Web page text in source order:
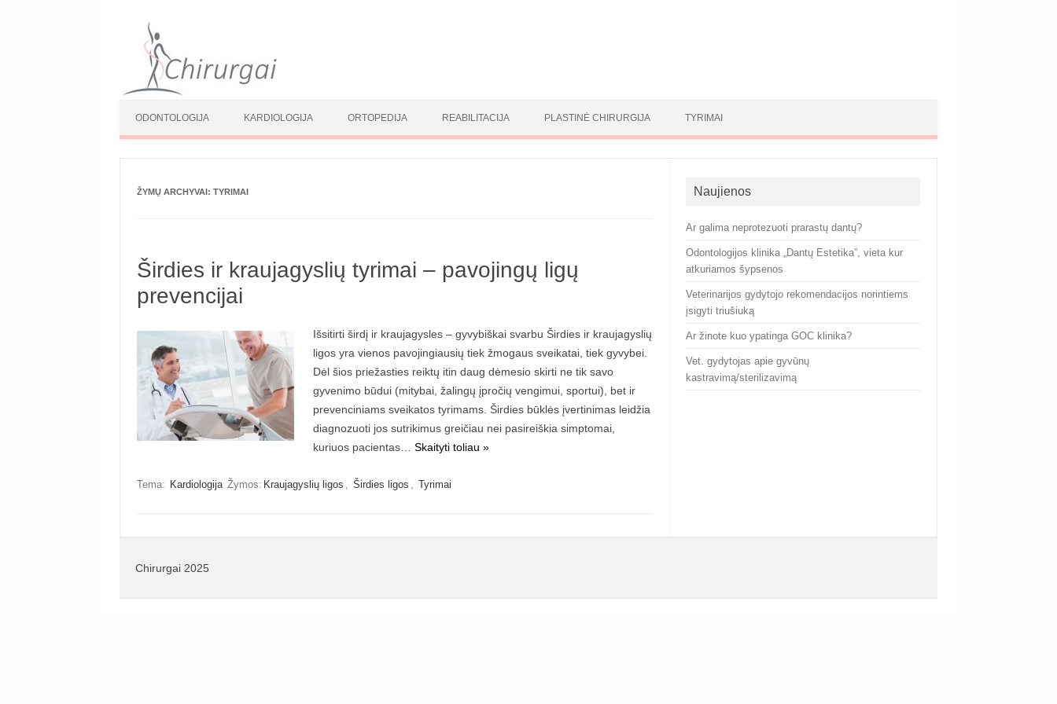
ODONTOLOGIJA KARDIOLOGIJA ORTOPEDIJA REABILITACIJA PLASTINĖ CHIRURGIJA TYRIMAI
ŽYMŲ ARCHYVAI: TYRIMAI
Širdies ir kraujagyslių tyrimai – pavojingų ligų
prevencijai
Išsitirti širdį ir kraujagysles – gyvybiškai svarbu Širdies ir kraujagyslių
ligos yra vienos pavojingiausių tiek žmogaus sveikatai, tiek gyvybei.
Dėl šios priežasties reiktų itin daug dėmesio skirti ne tik savo
gyvenimo būdui (mitybai, žalingų įpročių vengimui, sportui), bet ir
prevenciniams sveikatos tyrimams. Širdies būklės įvertinimas leidžia
diagnozuoti jos sutrikimus greičiau nei pasireiškia simptomai,
kuriuos pacientas… Skaityti toliau »
Tema: Kardiologija Žymos: Kraujagyslių ligos , Širdies ligos , Tyrimai
Naujienos
Ar galima neprotezuoti prarastų dantų?
Odontologijos klinika „Dantų Estetika”, vieta kur
atkuriamos šypsenos
Veterinarijos gydytojo rekomendacijos norintiems
įsigyti triušiuką
Ar žinote kuo ypatinga GOC klinika?
Vet. gydytojas apie gyvūnų
kastravimą/sterilizavimą
Chirurgai 2025